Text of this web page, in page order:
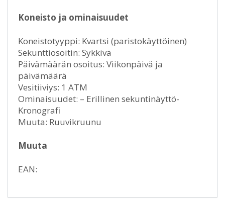
Koneisto ja ominaisuudet
Koneistotyyppi: Kvartsi (paristokäyttöinen)
Sekunttiosoitin: Sykkivä
Päivämäärän osoitus: Viikonpäivä ja
päivämäärä
Vesitiiviys: 1 ATM
Ominaisuudet: – Erillinen sekuntinäyttö-
Kronografi
Muuta: Ruuvikruunu
Muuta
EAN: